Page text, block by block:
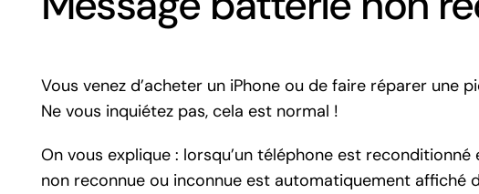
Vous venez d’acheter un iPhone ou de faire réparer
Ne vous inquiétez pas, cela est normal !
On vous explique : lorsqu’un téléphone est
non reconnue ou inconnue est automatiquement affiché